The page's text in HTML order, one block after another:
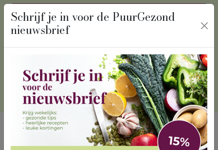
recept algemeen
Onze laatste 12 nieuwsbrieven
Schrijf je in voor de PuurGezond
nieuwsbrief